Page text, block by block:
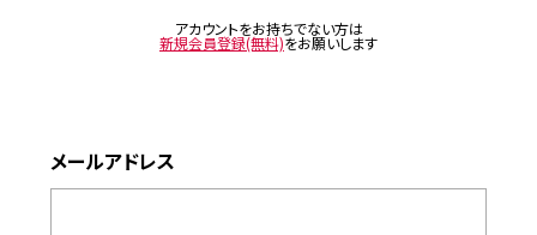
アカウントをお持ちでない方は
新規会員登録(無料)をお願いします
メールアドレス